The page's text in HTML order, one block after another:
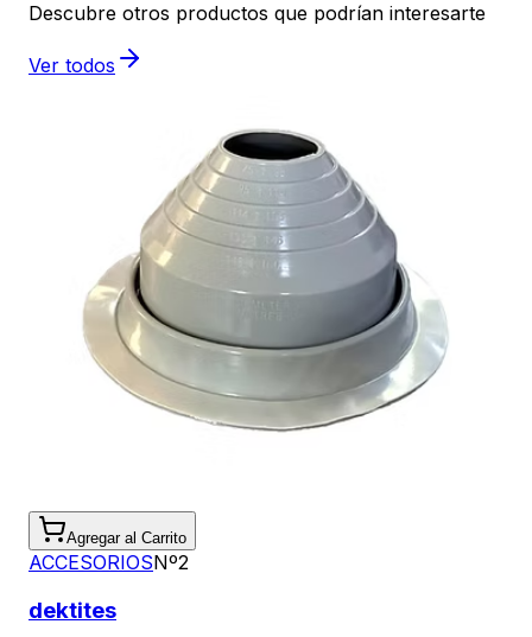
Descubre otros productos que podrían interesarte
Ver todos
Agregar al Carrito
ACCESORIOSNº2
dektites